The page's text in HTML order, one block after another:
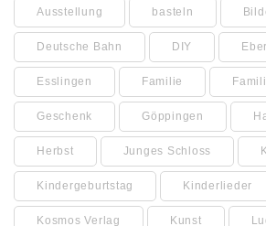
Ausstellung basteln
Deutsche Bahn DIY
Esslingen Familie
Geschenk Göppingen
Herbst Junges Schloss
Kindergeburtstag Kinderlieder
Kosmos Verlag Kunst